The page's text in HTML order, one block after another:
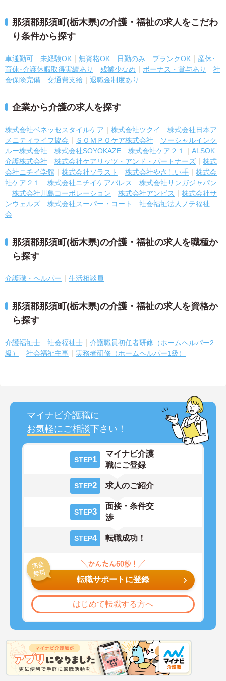
那須郡那須町(栃木県)の介護・福祉の求人をこだわ
り条件から探す
車通勤可 未経験OK 無資格OK 日勤のみ ブランクOK
産休･
育休･介護休暇取得実績あり
残業少なめ ボーナス・賞与あり
社
会保険完備
交通費支給 退職金制度あり
企業から介護の求人を探す
株式会社ベネッセスタイルケア 株式会社ツクイ
株式会社日本ア
メニティライフ協会
ＳＯＭＰＯケア株式会社
ソーシャルインク
ルー株式会社
株式会社SOYOKAZE 株式会社ケア２１
ALSOK
介護株式会社
株式会社ケアリッツ・アンド・パートナーズ
株式
会社ニチイ学館
株式会社ソラスト 株式会社やさしい手
株式会
社ケア２１
株式会社ニチイケアパレス
株式会社サンガジャパン
株式会社川島コーポレーション
株式会社アンビス
株式会社サ
ンウェルズ
株式会社スーパー・コート
社会福祉法人ノテ福祉
会
那須郡那須町(栃木県)の介護・福祉の求人を職種か
ら探す
介護職・ヘルパー 生活相談員
那須郡那須町(栃木県)の介護・福祉の求人を資格か
ら探す
介護福祉士 社会福祉士
介護職員初任者研修（ホームヘルパー2
級）
社会福祉主事 実務者研修（ホームヘルパー1級）
マイナビ介護職に
お気軽にご相談下さい！
STEP1
マイナビ介護
職にご登録
STEP2 求人のご紹介
STEP3
面接・条件交
渉
STEP4 転職成功！
転職サポートに登録
はじめて転職する方へ